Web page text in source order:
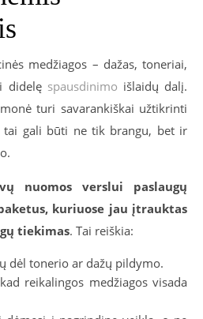
medžiagos – dažas, toneriai,
didelę spausdinimo išlaidų dalį.
turi savarankiškai užtikrinti
tai gali būti ne tik brangu, bet ir
nuomos verslui paslaugų
kuriuose jau įtrauktas
tiekimas. Tai reiškia:
dėl tonerio ar dažų pildymo.
reikalingos medžiagos visada